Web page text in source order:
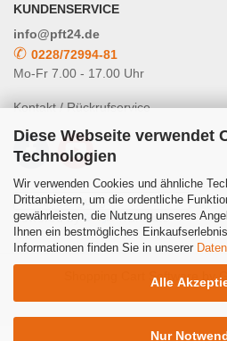
Diese Webseite verwendet
Technologien
Wir verwenden Cookies und ähnliche
Drittanbietern, um die ordentliche
gewährleisten, die Nutzung unseres
Ihnen ein bestmögliches
Informationen finden Sie in unserer
Alle
Nur
KUNDENSERVICE
info@pft24.de
✆ 0228/72994-81
Mo-Fr 7.00 - 17.00 Uhr
Kontakt / Rückrufservice
Powered by Translate
Shopping Cart Software by